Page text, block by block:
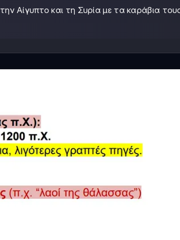
Αίγυπτο και τη Συρία με τα καράβια